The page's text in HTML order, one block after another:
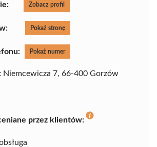
Zobacz profil
Pokaż stronę
Pokaż numer
Niemcewicza 7, 66-400 Gorzów
przez klientów: